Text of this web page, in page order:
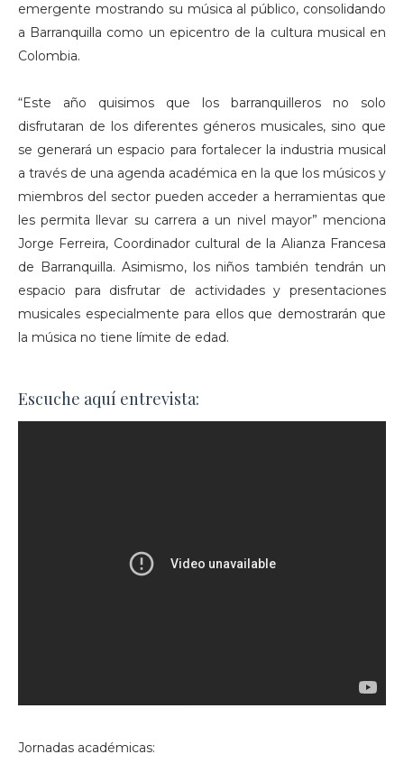
emergente mostrando su música al público, consolidando
a Barranquilla como un epicentro de la cultura musical en
Colombia.
“Este año quisimos que los barranquilleros no solo
disfrutaran de los diferentes géneros musicales, sino que
se generará un espacio para fortalecer la industria musical
a través de una agenda académica en la que los músicos y
miembros del sector pueden acceder a herramientas que
les permita llevar su carrera a un nivel mayor” menciona
Jorge Ferreira, Coordinador cultural de la Alianza Francesa
de Barranquilla. Asimismo, los niños también tendrán un
espacio para disfrutar de actividades y presentaciones
musicales especialmente para ellos que demostrarán que
la música no tiene límite de edad.
Escuche aquí entrevista:
Jornadas académicas: